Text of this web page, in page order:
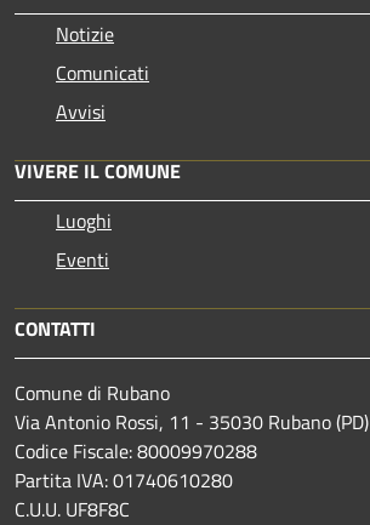
Notizie
Comunicati
Avvisi
VIVERE IL COMUNE
Luoghi
Eventi
CONTATTI
Comune di Rubano
Via Antonio Rossi, 11 - 35030 Rubano (PD)
Codice Fiscale: 80009970288
Partita IVA: 01740610280
C.U.U. UF8F8C